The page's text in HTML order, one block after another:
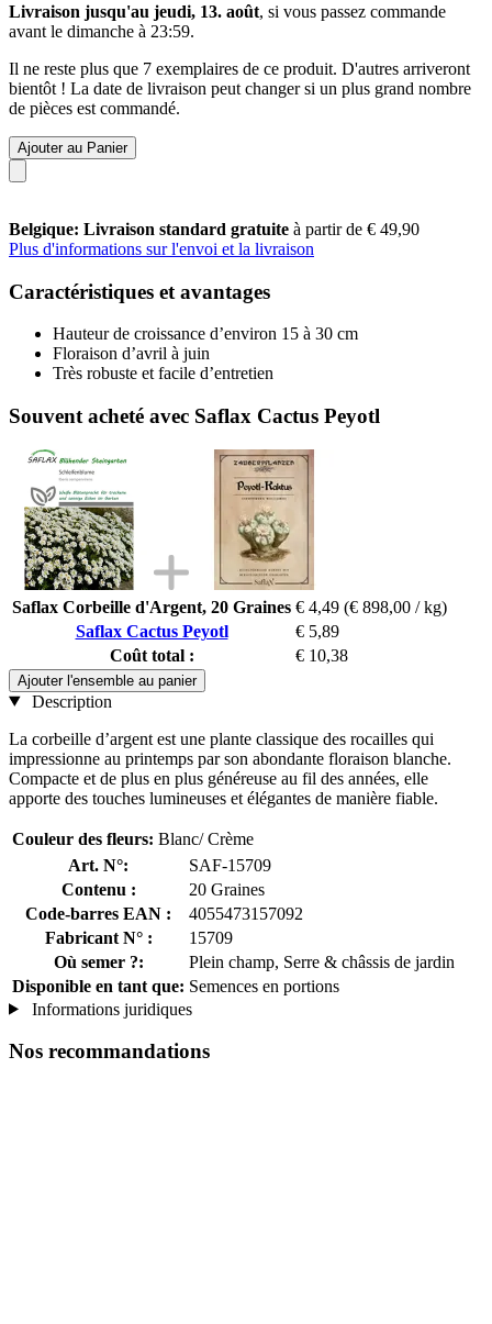
Livraison jusqu'au jeudi, 13. août, si vous passez commande
avant le dimanche à 23:59.
Il ne reste plus que 7 exemplaires de ce produit. D'autres arriveront
bientôt ! La date de livraison peut changer si un plus grand nombre
de pièces est commandé.
Ajouter au Panier
Belgique: Livraison standard gratuite à partir de € 49,90
Plus d'informations sur l'envoi et la livraison
Caractéristiques et avantages
Hauteur de croissance d’environ 15 à 30 cm
Floraison d’avril à juin
Très robuste et facile d’entretien
Souvent acheté avec Saflax Cactus Peyotl
Saflax Corbeille d'Argent, 20 Graines € 4,49 (€ 898,00 / kg)
Saflax Cactus Peyotl
€ 5,89
Coût total :
€ 10,38
Ajouter l'ensemble au panier
Description
La corbeille d’argent est une plante classique des rocailles qui
impressionne au printemps par son abondante floraison blanche.
Compacte et de plus en plus généreuse au fil des années, elle
apporte des touches lumineuses et élégantes de manière fiable.
Couleur des fleurs: Blanc/ Crème
Art. N°:
SAF-15709
Contenu :
20 Graines
Code-barres EAN :
4055473157092
Fabricant N° :
15709
Où semer ?:
Plein champ, Serre & châssis de jardin
Disponible en tant que: Semences en portions
Informations juridiques
Nos recommandations